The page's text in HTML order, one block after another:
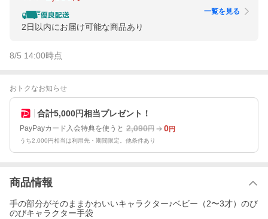
2日以内にお届け可能な商品あり
一覧を見る
8/5 14:00時点
おトクなお知らせ
合計5,000円相当プレゼント！
PayPayカード入会特典を使うと 2,090円 0円
うち2,000円相当は利用先・期間限定。他条件あり
商品情報
手の部分がそのままかわいいキャラクター♪ベビー（2〜3才）のび
のびキャラクター手袋